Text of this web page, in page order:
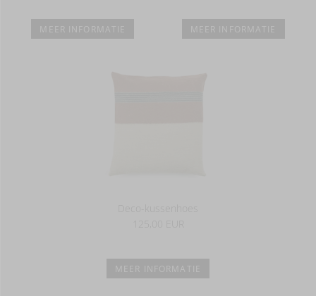
MEER INFORMATIE MEER INFORMATIE
MEER INFORMATIE